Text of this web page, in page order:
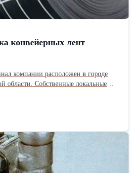
конвейерных лент
компании расположен в городе
области. Собственные локальные
в городе Санкт-Петербурге, Ростове
для различных отраслей
и сельского хозяйства.
как отечественных заводов
Резинотехника” (ЯРТ),
и зарубежных фирм Sava
NILOS, Optibelt (Германия),